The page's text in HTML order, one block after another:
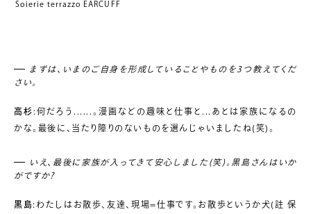
Soierie terrazzo EARCUFF
まずは、いまのご自身を形成していることやものを3つ教えてくだ
さい。
高杉:何だろう......。漫画などの趣味と仕事と...あとは家族になるの
かな。最後に、当たり障りのないものを選んじゃいましたね(笑)。
いえ、最後に家族が入ってきて安心しました(笑)。黒島さんはいか
がですか?
黒島:わたしはお散歩、友達、現場=仕事です。お散歩というか犬(註 保